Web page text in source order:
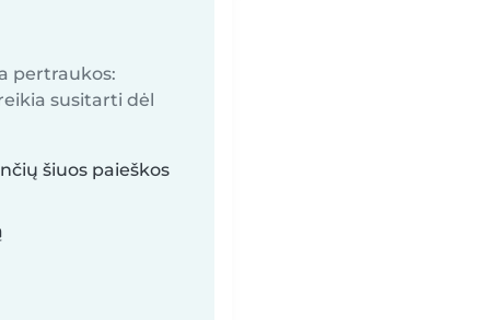
pertraukos:
susitarti dėl
šiuos paieškos